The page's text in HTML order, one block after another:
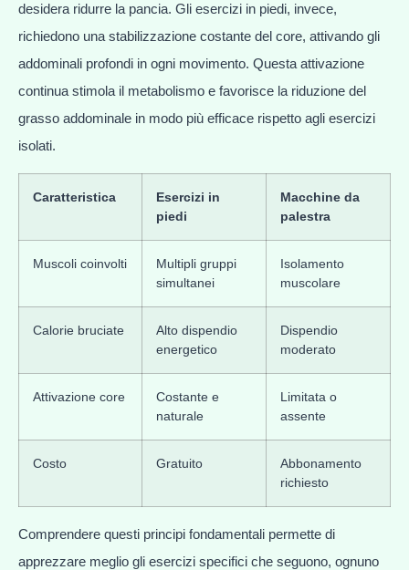
desidera ridurre la pancia. Gli esercizi in piedi, invece,
richiedono una stabilizzazione costante del core, attivando gli
addominali profondi in ogni movimento. Questa attivazione
continua stimola il metabolismo e favorisce la riduzione del
grasso addominale in modo più efficace rispetto agli esercizi
isolati.
Caratteristica
Esercizi in
piedi
Macchine da
palestra
Muscoli coinvolti
Multipli gruppi
simultanei
Isolamento
muscolare
Calorie bruciate
Alto dispendio
energetico
Dispendio
moderato
Attivazione core
Costante e
naturale
Limitata o
assente
Costo Gratuito
Abbonamento
richiesto
Comprendere questi principi fondamentali permette di
apprezzare meglio gli esercizi specifici che seguono, ognuno